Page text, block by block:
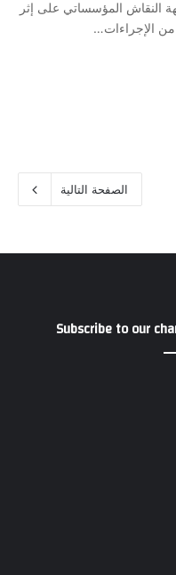
النقاش المؤسساتي على إثر
الإجراءات…
الصفحة التالية
Subscribe to our